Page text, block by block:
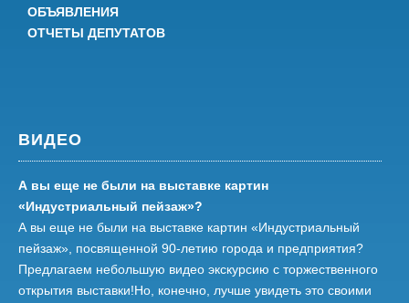
ОБЪЯВЛЕНИЯ
ОТЧЕТЫ ДЕПУТАТОВ
ВИДЕО
А вы еще не были на выставке картин
«Индустриальный пейзаж»?
А вы еще не были на выставке картин «Индустриальный
пейзаж», посвященной 90-летию города и предприятия?
Предлагаем небольшую видео экскурсию с торжественного
открытия выставки!Но, конечно, лучше увидеть это своими